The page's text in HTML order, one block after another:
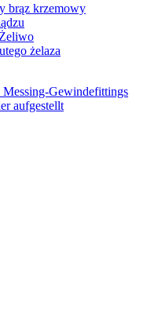
brąz krzemowy
żelaza